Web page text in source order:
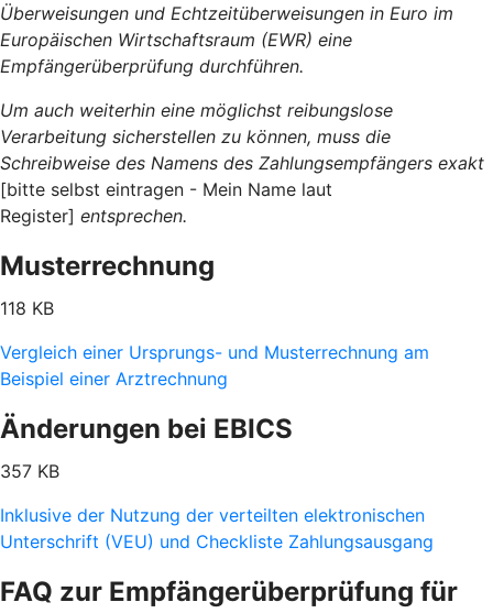
Überweisungen und Echtzeitüberweisungen in Euro im
Europäischen Wirtschaftsraum (EWR) eine
Empfängerüberprüfung durchführen.
Um auch weiterhin eine möglichst reibungslose
Verarbeitung sicherstellen zu können, muss die
Schreibweise des Namens des Zahlungsempfängers exakt
[bitte selbst eintragen - Mein Name laut
Register] entsprechen.
Musterrechnung
118 KB
Vergleich einer Ursprungs- und Musterrechnung am
Beispiel einer Arztrechnung
Änderungen bei EBICS
357 KB
Inklusive der Nutzung der verteilten elektronischen
Unterschrift (VEU) und Checkliste Zahlungsausgang
FAQ zur Empfängerüberprüfung für